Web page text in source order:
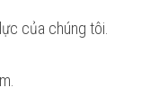
của chúng tôi.